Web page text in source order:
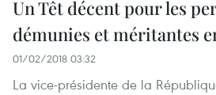
Un Têt décent pour les
démunies et méritantes
01/02/2018 03:32
La vice-présidente de la